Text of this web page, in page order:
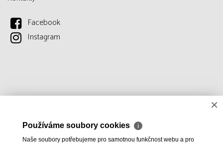
Facebook
Instagram
×
Používáme soubory cookies ℹ
Naše soubory potřebujeme pro samotnou funkčnost webu a pro